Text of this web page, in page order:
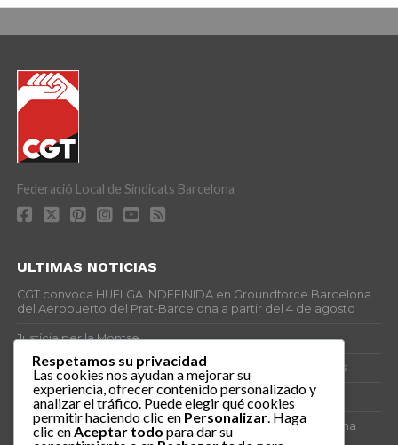
Federació Local de Sindicats Barcelona
ULTIMAS NOTICIAS
CGT convoca HUELGA INDEFINIDA en Groundforce Barcelona
del Aeropuerto del Prat-Barcelona a partir del 4 de agosto
Justícia per la Montse
25J – Día Mundial para la Prevención de los Ahogamientos
ERE encubierto en H&M Concentrix
Actes centrals 90 aniversari revolució social 1936. Programa
central i per dies. Materials de venda.
Respetamos su privacidad
Las cookies nos ayudan a mejorar su
experiencia, ofrecer contenido personalizado y
analizar el tráfico. Puede elegir qué cookies
permitir haciendo clic en Personalizar . Haga
clic en Aceptar todo para dar su